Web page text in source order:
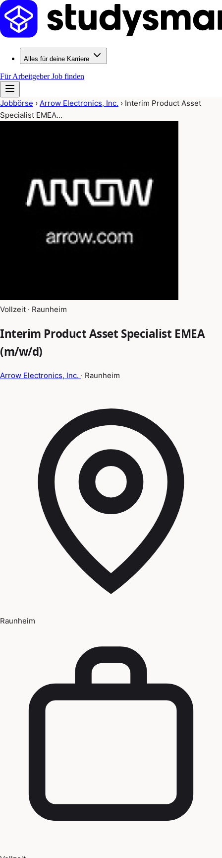
Alles für deine Karriere
Für ArbeitgeberJob finden
Jobbörse › Arrow Electronics, Inc. › Interim Product Asset
Specialist EMEA…
Vollzeit · Raunheim
Interim Product Asset Specialist EMEA
(m/w/d)
Arrow Electronics, Inc. · Raunheim
Raunheim